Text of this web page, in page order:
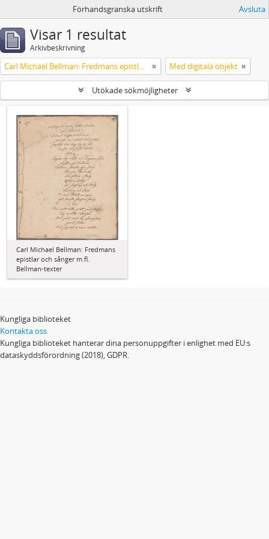
Förhandsgranska utskrift Avsluta
Visar 1 resultat
Arkivbeskrivning
Carl Michael Bellman: Fredmans epistlar och sånger m.fl. Bellman-texter Med digitala objekt
Utökade sökmöjligheter
Carl Michael Bellman: Fredmans
epistlar och sånger m.fl.
Bellman-texter
Kungliga biblioteket
Kontakta oss
Kungliga biblioteket hanterar dina personuppgifter i enlighet med EU:s
dataskyddsförordning (2018), GDPR.